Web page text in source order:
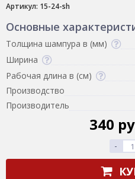
Артикул: 15-24-sh
Основные
Толщина шампура в (мм)
Ширина
Рабочая длина в (см)
Производство
Производитель
340
-